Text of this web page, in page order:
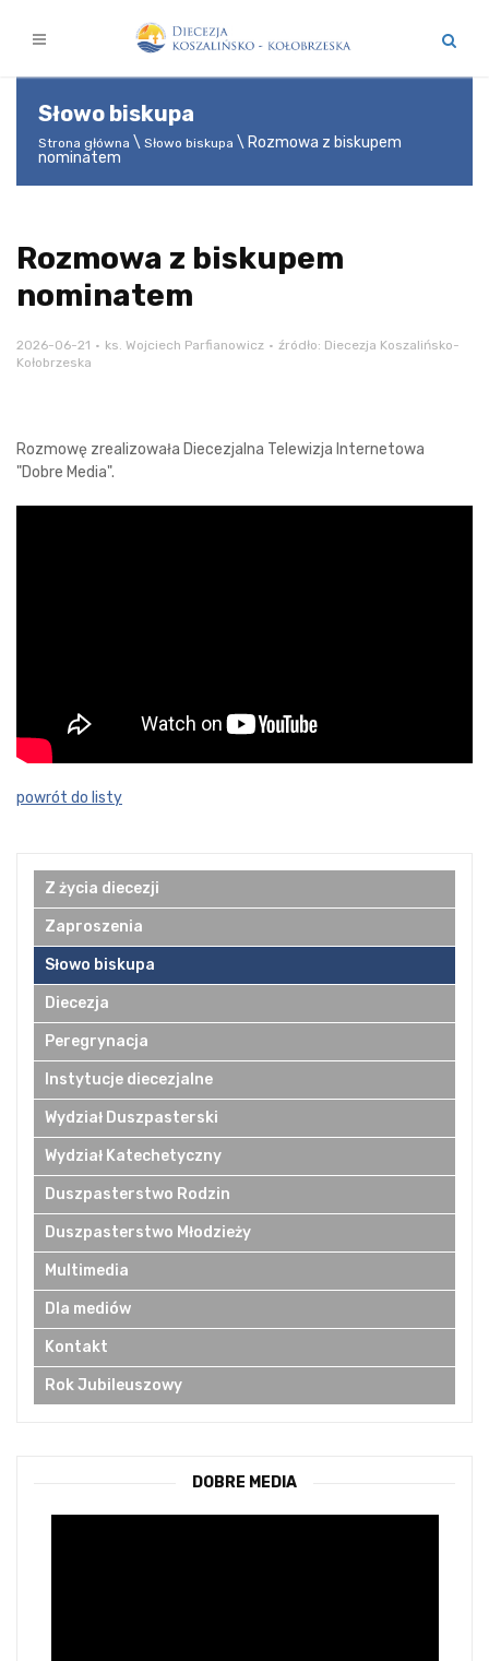
Słowo biskupa
Strona główna Słowo biskupa
Rozmowa z biskupem
nominatem
Rozmowa z biskupem
nominatem
2026-06-21 ks. Wojciech Parfianowicz
źródło: Diecezja Koszalińsko-
Kołobrzeska
Rozmowę zrealizowała Diecezjalna Telewizja Internetowa
"Dobre Media".
powrót do listy
Z życia diecezji
Zaproszenia
Słowo biskupa
Diecezja
Peregrynacja
Instytucje diecezjalne
Wydział Duszpasterski
Wydział Katechetyczny
Duszpasterstwo Rodzin
Duszpasterstwo Młodzieży
Multimedia
Dla mediów
Kontakt
Rok Jubileuszowy
DOBRE MEDIA